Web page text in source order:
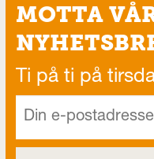
MOTTA
Ti på ti på